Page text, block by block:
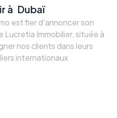
à Dubaï
est fier d'annoncer son
Immobilier, située à
nos clients dans leurs
internationaux